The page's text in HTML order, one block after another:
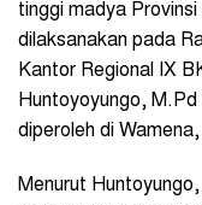
tinggi madya
dilaksanakan pada
Kantor Regional IX
Huntoyoyungo, M.Pd
diperoleh di
Menurut